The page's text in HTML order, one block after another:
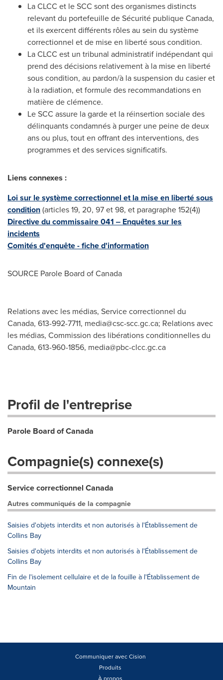
La CLCC et le SCC sont des organismes distincts
relevant du portefeuille de Sécurité publiqueCanada,
et ils exercent différents rôles au sein du système
correctionnel et de mise en liberté sous condition.
La CLCC est un tribunal administratif indépendant qui
prend des décisions relativement à la mise en liberté
sous condition, au pardon/à la suspension du casier et
à la radiation, et formule des recommandations en
matière de clémence.
Le SCC assure la garde et la réinsertion sociale des
délinquants condamnés à purger une peine de deux
ans ou plus, tout en offrant des interventions, des
programmes et des services significatifs.
Liens connexes :
Loi sur le système correctionnel et la mise en liberté sous
condition(articles 19, 20, 97 et 98, et paragraphe 152(4))
Directive du commissaire 041 ‒ Enquêtes sur les
incidents
Comités d'enquête - fiche d'information
SOURCE Parole Board ofCanada
Relations avec les médias, Service correctionnel du
Canada, 613-992-7711, media@csc-scc.gc.ca; Relations avec
les médias, Commission des libérations conditionnelles du
Canada, 613-960-1856, media@pbc-clcc.gc.ca
Profil de l'entreprise
Parole Board of Canada
Compagnie(s) connexe(s)
Service correctionnel Canada
Autres communiqués de la compagnie
Saisies d'objets interdits et non autorisés à l'Établissement de
Collins Bay
Saisies d'objets interdits et non autorisés à l'Établissement de
Collins Bay
Fin de l'isolement cellulaire et de la fouille à l'Établissement de
Mountain
Communiquer avec Cision
Produits